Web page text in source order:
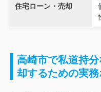
住宅ローン・売却
高崎市で私道持
却するための実務